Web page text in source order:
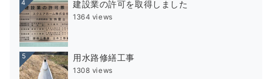
4 建設業の許可を取得しました
1364 views
5 用水路修繕工事
1308 views